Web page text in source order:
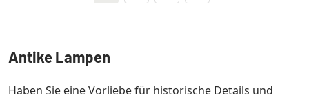
Antike Lampen
Haben Sie eine Vorliebe für historische Details und